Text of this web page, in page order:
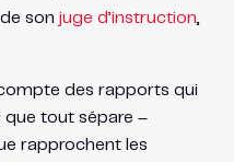
son juge d’instruction
des rapports qui
que tout sépare –
rapprochent les